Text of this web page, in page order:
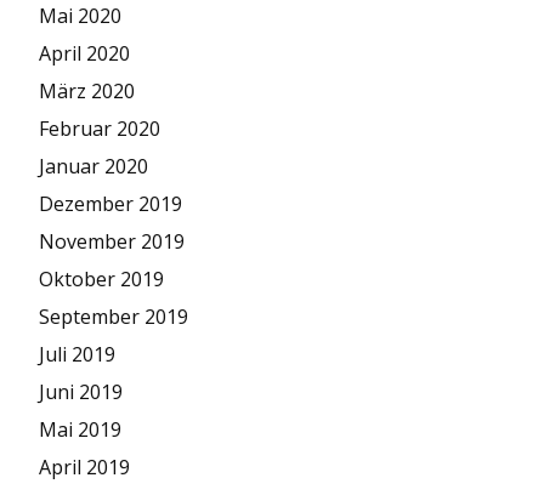
Mai 2020
April 2020
März 2020
Februar 2020
Januar 2020
Dezember 2019
November 2019
Oktober 2019
September 2019
Juli 2019
Juni 2019
Mai 2019
April 2019